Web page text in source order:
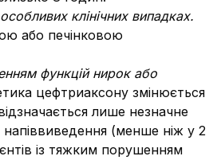
клінічних випадках.
або печінковою
функцій нирок або
цефтриаксону змінюється
лише незначне
напіввиведення (менше ніж у 2
із тяжким порушенням